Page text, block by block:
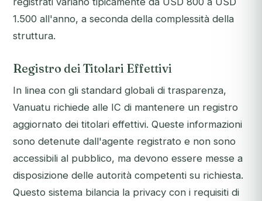
1.500 all'anno, a seconda della complessità della
struttura.
Registro dei Titolari Effettivi
In linea con gli standard globali di trasparenza,
Vanuatu richiede alle IC di mantenere un registro
aggiornato dei titolari effettivi. Queste informazioni
sono detenute dall'agente registrato e non sono
accessibili al pubblico, ma devono essere messe a
disposizione delle autorità competenti su richiesta.
Questo sistema bilancia la privacy con i requisiti di